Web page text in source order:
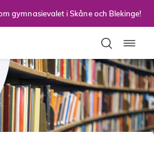
gymnasievalet i Skåne och Blekinge!